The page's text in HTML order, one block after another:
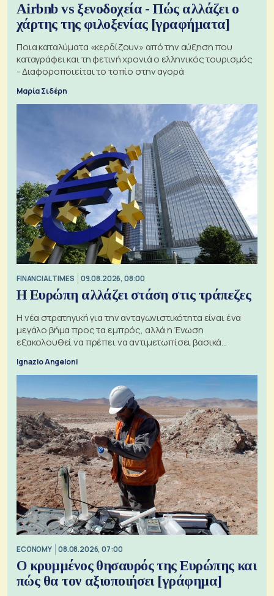
Airbnb vs ξενοδοχεία - Πώς αλλάζει ο
χάρτης της φιλοξενίας [γραφήματα]
Ποια καταλύματα «κερδίζουν» από την αύξηση που
καταγράφει και τη φετινή χρονιά ο ελληνικός τουρισμός
- Διαφοροποιείται το τοπίο στην αγορά
Μαρία Σιδέρη
FINANCIAL TIMES 09.08.2026, 08:00
Η Ευρώπη αλλάζει στάση στις τράπεζες
Η νέα στρατηγική για την ανταγωνιστικότητα είναι ένα
μεγάλο βήμα προς τα εμπρός, αλλά η Ένωση
εξακολουθεί να πρέπει να αντιμετωπίσει βασικά
Ignazio Angeloni
ECONOMY 08.08.2026, 07:00
Ο κρυμμένος θησαυρός της Ευρώπης και
πώς θα τον αξιοποιήσει [γράφημα]